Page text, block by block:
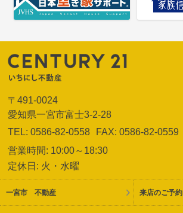
〒491-0024
愛知県一宮市富士3-2-28
TEL: 0586-82-0558
FAX: 0586-82-0559
営業時間: 10:00～18:30
定休日: 火・水曜
一宮市 不動産 来店のご予約